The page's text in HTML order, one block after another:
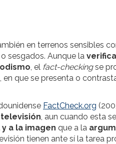
en terrenos sensibles
sesgados. Aunque la
, el fact-checkingse
, en que se presenta o
FactCheck.org
televisión, aun cuando esta
a la imagen que a la
tienen ante sí la tarea